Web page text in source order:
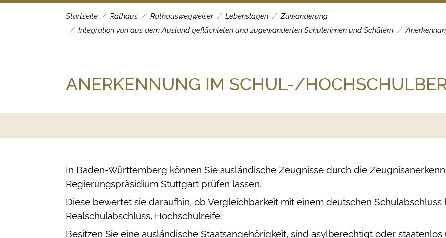
Startseite Rathaus Rathauswegweiser Lebenslagen
Zuwanderung
Integration von aus dem Ausland geflüchteten und zugewanderten Schülerinnen und Schülern
ANERKENNUNG IM SCHUL-/
In Baden-Württemberg können Sie ausländische Zeugnisse durch die
Regierungspräsidium Stuttgart prüfen lassen.
Diese bewertet sie daraufhin, ob Vergleichbarkeit mit einem deutschen
Realschulabschluss, Hochschulreife.
Besitzen Sie eine ausländische Staatsangehörigkeit, sind asylberechtigt oder